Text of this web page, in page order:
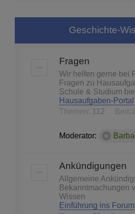
Geschichte-
Fragen
Wir helfen gerne bei
Fragen zu
Schule & Studium
Hausaufgaben-Portal
Themen:
112
Moderator:
Ankündigungen
Allgemeine
Bekanntmachungen
Wissen
Einführung ins Forum